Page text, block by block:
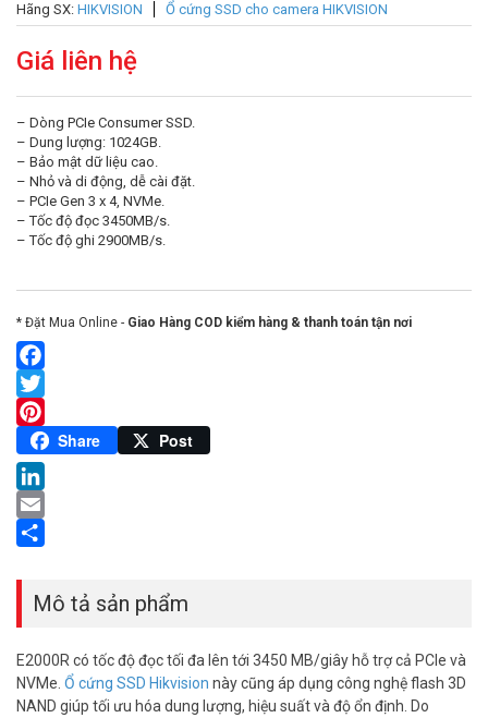
Hãng SX: HIKVISION Ổ cứng SSD cho camera HIKVISION
Giá liên hệ
– Dòng PCIe Consumer SSD.
– Dung lượng: 1024GB.
– Bảo mật dữ liệu cao.
– Nhỏ và di động, dễ cài đặt.
– PCIe Gen 3 x 4, NVMe.
– Tốc độ đọc 3450MB/s.
– Tốc độ ghi 2900MB/s.
* Đặt Mua Online - Giao Hàng COD kiểm hàng & thanh toán tận nơi
Facebook
Twitter
Pinterest
Share Post
LinkedIn
Email
Mô tả sản phẩm
E2000R có tốc độ đọc tối đa lên tới 3450 MB/giây hỗ trợ cả PCIe và
NVMe. Ổ cứng SSD Hikvision này cũng áp dụng công nghệ flash 3D
NAND giúp tối ưu hóa dung lượng, hiệu suất và độ ổn định. Do